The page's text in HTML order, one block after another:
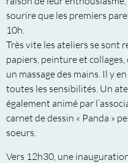
sourire que les premiers
10h.
Très vite les ateliers se sont
papiers, peinture et
un massage des mains. Il y
toutes les sensibilités. Un
également animé par
carnet de dessin « Panda »
soeurs.
Vers 12h30, une